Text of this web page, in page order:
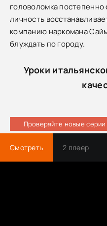
головоломка постепенно
личность
компанию наркомана
блуждать по городу.
Уроки
Проверяйте новые серии
Смотреть 2 плеер